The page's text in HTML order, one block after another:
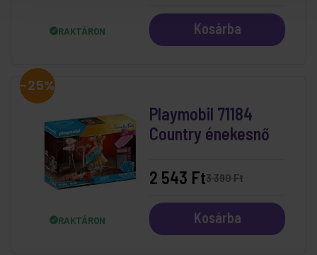
RAKTÁRON Kosárba
-25%
RAKTÁRON
Playmobil 71184
Country énekesnő
3 390 Ft
2 543 Ft
Kosárba